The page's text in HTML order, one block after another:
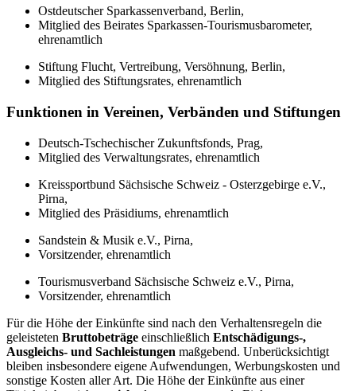
Ostdeutscher Sparkassenverband, Berlin,
Mitglied des Beirates Sparkassen-Tourismusbarometer,
ehrenamtlich
Stiftung Flucht, Vertreibung, Versöhnung, Berlin,
Mitglied des Stiftungsrates, ehrenamtlich
Funktionen in Vereinen, Verbänden und Stiftungen
Deutsch-Tschechischer Zukunftsfonds, Prag,
Mitglied des Verwaltungsrates, ehrenamtlich
Kreissportbund Sächsische Schweiz - Osterzgebirge e.V.,
Pirna,
Mitglied des Präsidiums, ehrenamtlich
Sandstein & Musik e.V., Pirna,
Vorsitzender, ehrenamtlich
Tourismusverband Sächsische Schweiz e.V., Pirna,
Vorsitzender, ehrenamtlich
Für die Höhe der Einkünfte sind nach den Verhaltensregeln die
geleisteten Bruttobeträge einschließlich Entschädigungs-,
Ausgleichs- und Sachleistungen maßgebend. Unberücksichtigt
bleiben insbesondere eigene Aufwendungen, Werbungskosten und
sonstige Kosten aller Art. Die Höhe der Einkünfte aus einer